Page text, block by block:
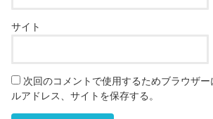
サイト
次回のコメントで使用するためブラウザ
ルアドレス、サイトを保存する。